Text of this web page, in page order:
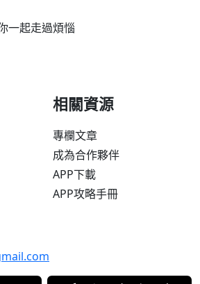
一起走過煩惱
相關資源
專欄文章
成為合作夥伴
APP下載
APP攻略手冊